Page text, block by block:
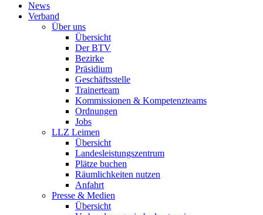
News
Verband
Über uns
Übersicht
Der BTV
Bezirke
Präsidium
Geschäftsstelle
Trainerteam
Kommissionen & Kompetenzteams
Ordnungen
Jobs
LLZ Leimen
Übersicht
Landesleistungszentrum
Plätze buchen
Räumlichkeiten nutzen
Anfahrt
Presse & Medien
Übersicht